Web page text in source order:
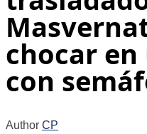
chocar
con
Author CP